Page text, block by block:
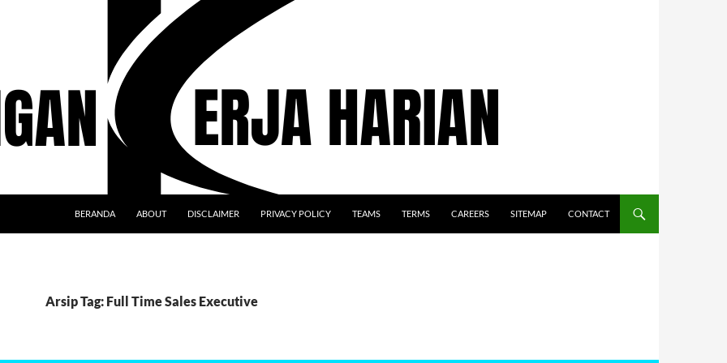
BERANDA ABOUT DISCLAIMER PRIVACY POLICY TEAMS TERMS CAREERS SITEMAP CONTACT
Arsip Tag: Full Time Sales Executive